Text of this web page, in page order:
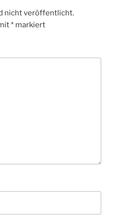
nicht veröffentlicht.
* markiert